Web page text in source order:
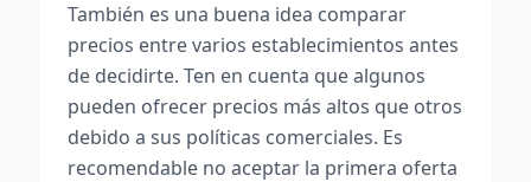
También es una buena idea comparar
precios entre varios establecimientos antes
de decidirte. Ten en cuenta que algunos
pueden ofrecer precios más altos que otros
debido a sus políticas comerciales. Es
recomendable no aceptar la primera oferta